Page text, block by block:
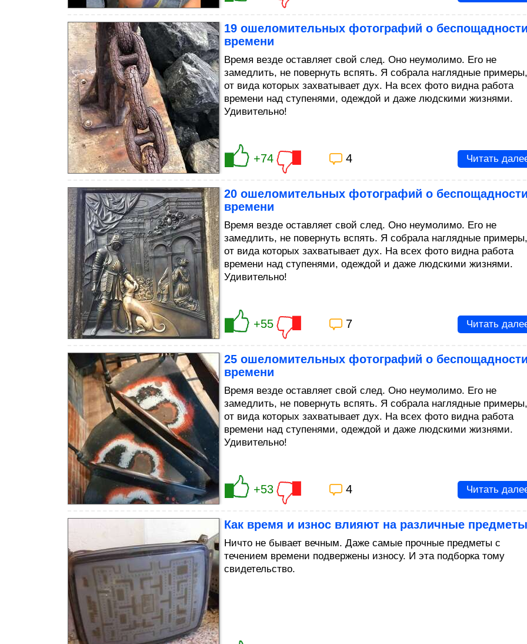
19 ошеломительных фотографий о беспощадности
времени
Время везде оставляет свой след. Оно неумолимо. Его не
замедлить, не повернуть вспять. Я собрала наглядные примеры,
от вида которых захватывает дух. На всех фото видна работа
времени над ступенями, одеждой и даже людскими жизнями.
Удивительно!
+74 4 Читать
20 ошеломительных фотографий о беспощадности
времени
Время везде оставляет свой след. Оно неумолимо. Его не
замедлить, не повернуть вспять. Я собрала наглядные примеры,
от вида которых захватывает дух. На всех фото видна работа
времени над ступенями, одеждой и даже людскими жизнями.
Удивительно!
+55 7 Читать
25 ошеломительных фотографий о беспощадности
времени
Время везде оставляет свой след. Оно неумолимо. Его не
замедлить, не повернуть вспять. Я собрала наглядные примеры,
от вида которых захватывает дух. На всех фото видна работа
времени над ступенями, одеждой и даже людскими жизнями.
Удивительно!
+53 4 Читать
Как время и износ влияют на различные предметы
Ничто не бывает вечным. Даже самые прочные предметы с
течением времени подвержены износу. И эта подборка тому
свидетельство.